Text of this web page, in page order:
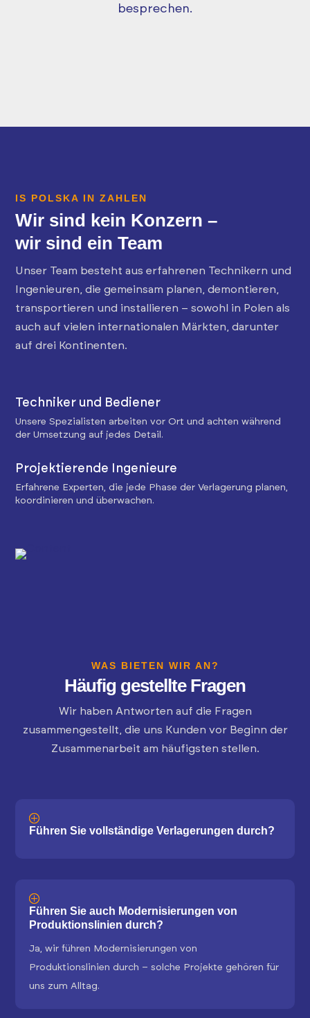
besprechen.
IS POLSKA IN ZAHLEN
Wir sind kein Konzern –
wir sind ein Team
Unser Team besteht aus erfahrenen Technikern und
Ingenieuren, die gemeinsam planen, demontieren,
transportieren und installieren – sowohl in Polen als
auch auf vielen internationalen Märkten, darunter
auf drei Kontinenten.
Techniker und Bediener
Unsere Spezialisten arbeiten vor Ort und achten während
der Umsetzung auf jedes Detail.
Projektierende Ingenieure
Erfahrene Experten, die jede Phase der Verlagerung planen,
koordinieren und überwachen.
WAS BIETEN WIR AN?
Häufig gestellte Fragen
Wir haben Antworten auf die Fragen
zusammengestellt, die uns Kunden vor Beginn der
Zusammenarbeit am häufigsten stellen.
Führen Sie vollständige Verlagerungen durch?
Führen Sie auch Modernisierungen von
Produktionslinien durch?
Ja, wir führen Modernisierungen von
Produktionslinien durch – solche Projekte gehören für
uns zum Alltag.